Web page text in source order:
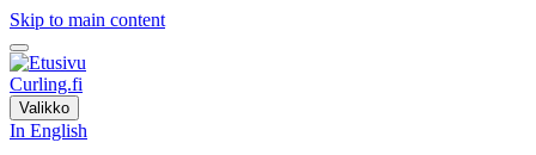
Skip to main content
Curling.fi
Valikko
In English